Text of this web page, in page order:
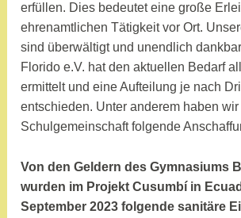
erfüllen. Dies bedeutet eine große
ehrenamtlichen Tätigkeit vor Ort.
sind überwältigt und unendlich
Florido e.V. hat den aktuellen Bedarf
ermittelt und eine Aufteilung je nach
entschieden. Unter anderem haben
Schulgemeinschaft folgende
Von den Geldern des Gymnasiums
wurden im Projekt Cusumbí in
September 2023 folgende sanitäre